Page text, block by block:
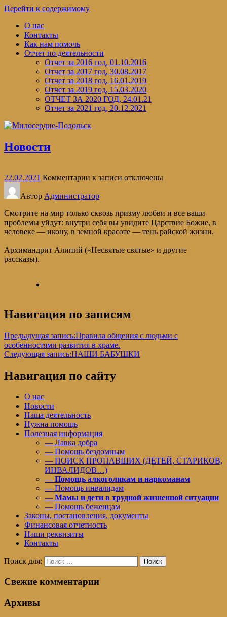
Перейти к содержимому
О нас
Контакты
Как нам помочь
Отчет по деятельности
Отчет за 2016 год, 01.10.2016
Отчет за 2017 год, 30.08.2017
Отчет за 2018 год, 16.01.2019
Отчет за 2019 год, 15.03.2020
ОТЧЕТ ЗА 2020 ГОД, 24.01.21
Отчет за 2021 год, 20.12.2021
Новости
22.02.2021 Комментарии к записи отключены
Автор Администратор
Смотрите на мир только сквозь призму любви и все ваши
проблемы уйдут: внутри себя вы увидите Царствие Божие, в
человеке — икону, в земной красоте — тень райской жизни.
Архимандрит Алипий («Несвятые святые» и другие
рассказы).
Навигация по записям
Предыдущая запись:Правила общения с людьми с
особенностями развития в храме.
Следующая запись:НАШИ БАБУШКИ
Навигация по сайту
О нас
Новости
Наша деятельность
Нужна помощь
Полезная информация
— Лавка добра
— Помощь бездомным
— ПОИСК ПРОПАВШИХ (ДЕТЕЙ, СТАРИКОВ,
ИНВАЛИДОВ…)
— Помощь алкоголикам и наркоманам
— Помощь инвалидам
— Мамы и дети в трудной жизненной ситуации
— Помощь беженцам
Законы, постановления, документы
Финансовая отчетность
Наши реквизиты
Контакты
Поиск для: Поиск
Свежие комментарии
Архивы